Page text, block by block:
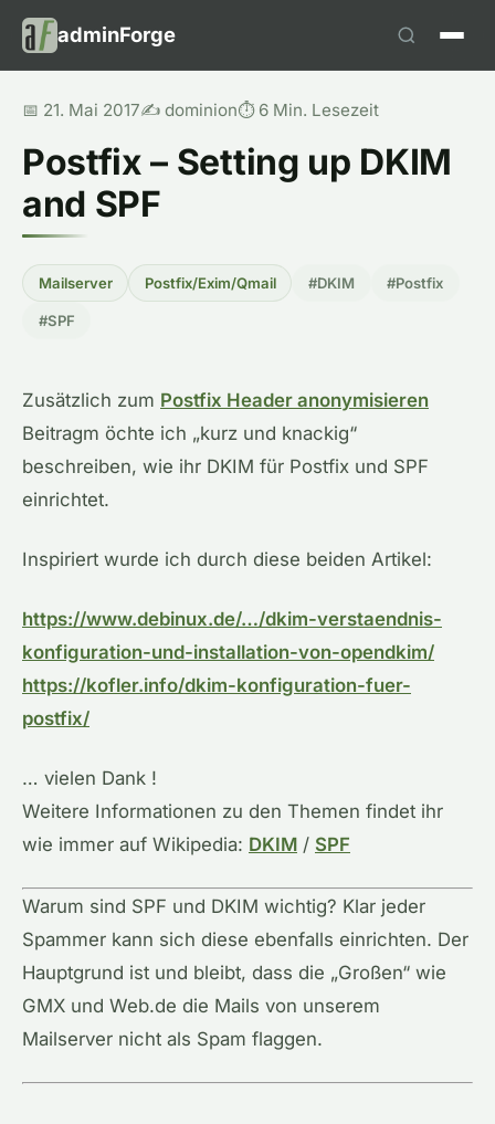
adminForge
📅 21. Mai 2017✍️ dominion⏱️ 6 Min. Lesezeit
Postfix – Setting up DKIM
and SPF
Mailserver Postfix/Exim/Qmail #DKIM #Postfix
#SPF
Zusätzlich zum Postfix Header anonymisieren
Beitragm öchte ich „kurz und knackig“
beschreiben, wie ihr DKIM für Postfix und SPF
einrichtet.
Inspiriert wurde ich durch diese beiden Artikel:
https://www.debinux.de/…/dkim-verstaendnis-
konfiguration-und-installation-von-opendkim/
https://kofler.info/dkim-konfiguration-fuer-
postfix/
… vielen Dank !
Weitere Informationen zu den Themen findet ihr
wie immer auf Wikipedia: DKIM / SPF
Warum sind SPF und DKIM wichtig? Klar jeder
Spammer kann sich diese ebenfalls einrichten. Der
Hauptgrund ist und bleibt, dass die „Großen“ wie
GMX und Web.de die Mails von unserem
Mailserver nicht als Spam flaggen.